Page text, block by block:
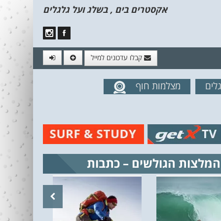
אקסטרים בים , בשלג ועל גלגלים
קבלו עדכונים למייל
מהאתרמצלמות חוף
המלצות הגולשים – כתבות